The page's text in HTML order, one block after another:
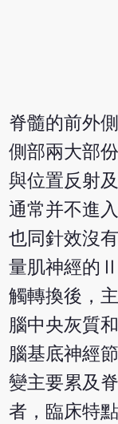
脊髓的前外
側部兩大部
與位置反射
通常并不進
也同針效沒
量肌神經的
觸轉換後，
腦中央灰質
腦基底神經
變主要累及
者，臨床特